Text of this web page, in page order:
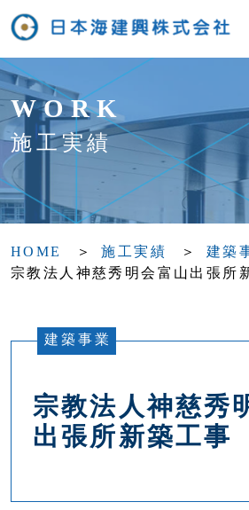
WORK
施工実績
HOME 施工実績
建築
宗教法人神慈秀明会富山出張所
宗教法人神慈秀
出張所新築工事
建築事業